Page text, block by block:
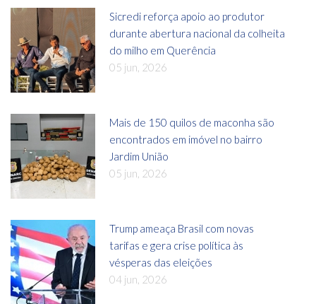
Sicredi reforça apoio ao produtor
durante abertura nacional da colheita
do milho em Querência
05 jun, 2026
Mais de 150 quilos de maconha são
encontrados em imóvel no bairro
Jardim União
05 jun, 2026
Trump ameaça Brasil com novas
tarifas e gera crise política às
vésperas das eleições
04 jun, 2026